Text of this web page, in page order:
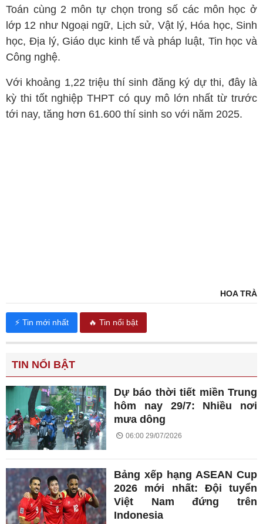
Toán cùng 2 môn tự chọn trong số các môn học ở
lớp 12 như Ngoại ngữ, Lịch sử, Vật lý, Hóa học, Sinh
học, Địa lý, Giáo dục kinh tế và pháp luật, Tin học và
Công nghệ.
Với khoảng 1,22 triệu thí sinh đăng ký dự thi, đây là
kỳ thi tốt nghiệp THPT có quy mô lớn nhất từ trước
tới nay, tăng hơn 61.600 thí sinh so với năm 2025.
HOA TRÀ
⚡ Tin mới nhất 🔥 Tin nổi bật
TIN NỔI BẬT
Dự báo thời tiết miền Trung
hôm nay 29/7: Nhiều nơi
mưa dông
06:00 29/07/2026
Bảng xếp hạng ASEAN Cup
2026 mới nhất: Đội tuyển
Việt Nam đứng trên
Indonesia